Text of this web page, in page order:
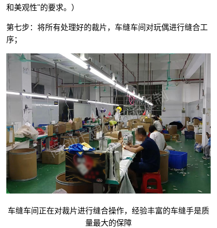
和美观性"的要求。）
第七步：将所有处理好的裁片，车缝车间对玩偶进行缝合工
序；
车缝车间正在对裁片进行缝合操作，经验丰富的车缝手是质
量最大的保障